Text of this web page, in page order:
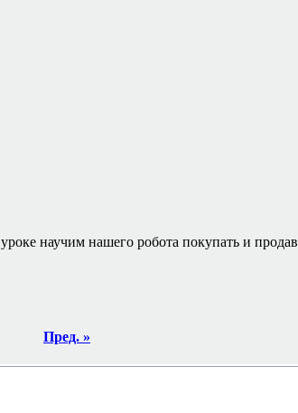
научим нашего робота покупать и
Пред. »